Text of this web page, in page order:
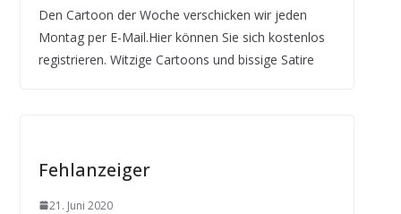
Den Cartoon der Woche verschicken wir jeden
Montag per E-Mail.Hier können Sie sich kostenlos
registrieren. Witzige Cartoons und bissige Satire
Fehlanzeiger
21. Juni 2020